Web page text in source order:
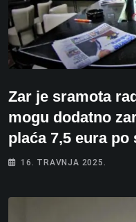
Zar je sramota
mogu dodatno
plaća 7,5 eura po
16. TRAVNJA 2025.